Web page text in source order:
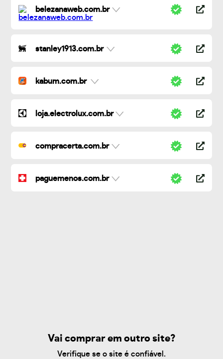
belezanaweb.com.br
stanley1913.com.br
kabum.com.br
loja.electrolux.com.br
compracerta.com.br
paguemenos.com.br
Vai comprar em outro site?
Verifique se o site é confiável.